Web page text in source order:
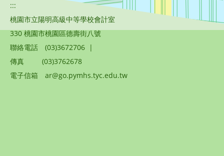
:::
桃園市立陽明高級中等學校會計室
330 桃園市桃園區德壽街八號
聯絡電話
(03)3672706 |
傳真
(03)3762678
電子信箱
ar@go.pymhs.tyc.edu.tw